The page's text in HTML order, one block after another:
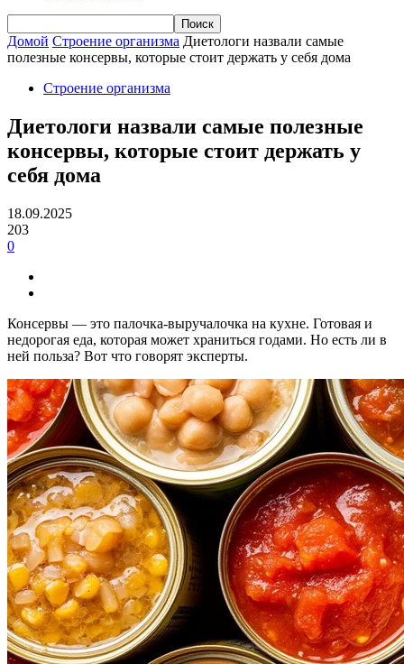
Домой Строение организма Диетологи назвали самые
полезные консервы, которые стоит держать у себя дома
Строение организма
Диетологи назвали самые полезные
консервы, которые стоит держать у
себя дома
18.09.2025
203
0
Консервы — это палочка-выручалочка на кухне. Готовая и
недорогая еда, которая может храниться годами. Но есть ли в
ней польза? Вот что говорят эксперты.